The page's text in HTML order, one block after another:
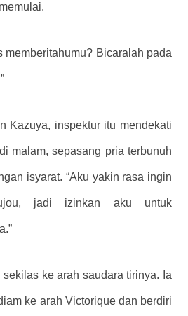
memberitahumu? Bicaralah pada
Kazuya, inspektur itu mendekati
malam, sepasang pria terbunuh
isyarat. “Aku yakin rasa ingin
jadi izinkan aku untuk
sekilas ke arah saudara tirinya. Ia
ke arah Victorique dan berdiri